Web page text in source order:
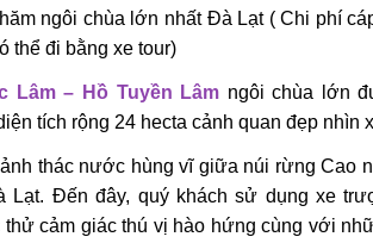
ngôi chùa lớn nhất Đà Lạt ( Chi phí
thể đi bằng xe tour)
Lâm – Hồ Tuyền Lâm ngôi chùa lớn
tích rộng 24 hecta cảnh quan đẹp nhìn
thác nước hùng vĩ giữa núi rừng Cao
Lạt. Đến đây, quý khách sử dụng xe
thử cảm giác thú vị hào hứng cùng với